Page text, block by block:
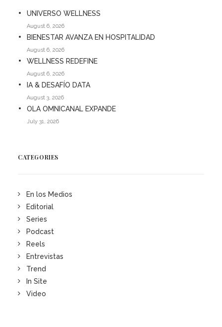
UNIVERSO WELLNESS
August 6, 2026
BIENESTAR AVANZA EN HOSPITALIDAD
August 6, 2026
WELLNESS REDEFINE
August 6, 2026
IA & DESAFÍO DATA
August 3, 2026
OLA OMNICANAL EXPANDE
July 31, 2026
CATEGORIES
En los Medios
Editorial
Series
Podcast
Reels
Entrevistas
Trend
In Site
Video